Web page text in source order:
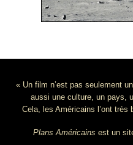
« Un film n’est pas seulement
aussi une culture, un pays,
Cela, les Américains l’ont très
Plans Américains est un